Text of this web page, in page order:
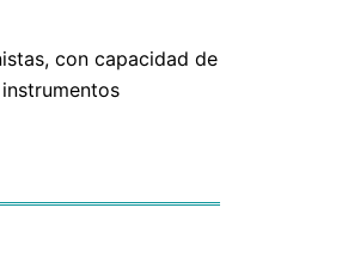
con capacidad de